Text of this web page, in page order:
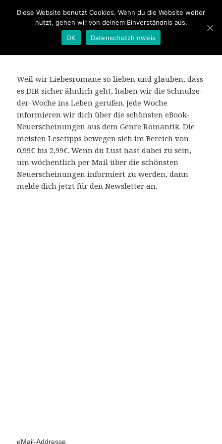
Weil wir Liebesromane so lieben und glauben, dass
es DIR sicher ähnlich geht, haben wir die Schnulze-
der-Woche ins Leben gerufen. Jede Woche
informieren wir dich über die schönsten eBook-
Neuerscheinungen aus dem Genre Romantik. Die
meisten Lesetipps bewegen sich im Bereich von
0,99€ bis 2,99€. Wenn du Lust hast dabei zu sein,
um wöchentlich per Mail über die schönsten
Neuerscheinungen informiert zu werden, dann
melde dich jetzt für den Newsletter an.
eMail-Addresse
Diese Website benutzt Cookies. Wenn du die Website weiter
nutzt, gehen wir von deinem Einverständnis aus.
OK
Datenschutzhinweis